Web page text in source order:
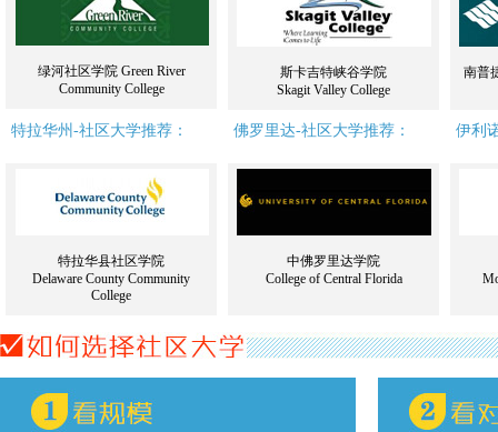
绿河社区学院 Green River
Community College
斯卡吉特峡谷学院
Skagit Valley College
南普
特拉华州-社区大学推荐： 佛罗里达-社区大学推荐： 伊利
特拉华县社区学院
Delaware County Community
College
中佛罗里达学院
College of Central Florida